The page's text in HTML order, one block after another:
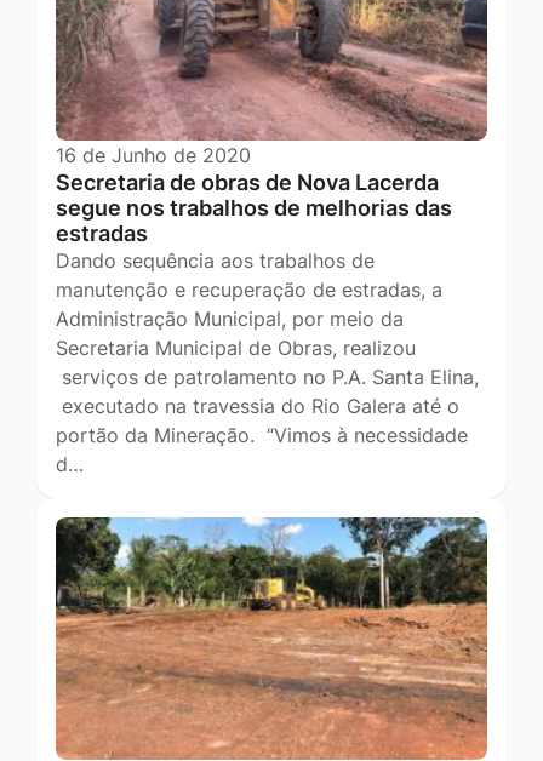
16 de Junho de 2020
Secretaria de obras de Nova Lacerda
segue nos trabalhos de melhorias das
estradas
Dando sequência aos trabalhos de
manutenção e recuperação de estradas, a
Administração Municipal, por meio da
Secretaria Municipal de Obras, realizou
serviços de patrolamento no P.A. Santa Elina,
executado na travessia do Rio Galera até o
portão da Mineração. “Vimos à necessidade
d…